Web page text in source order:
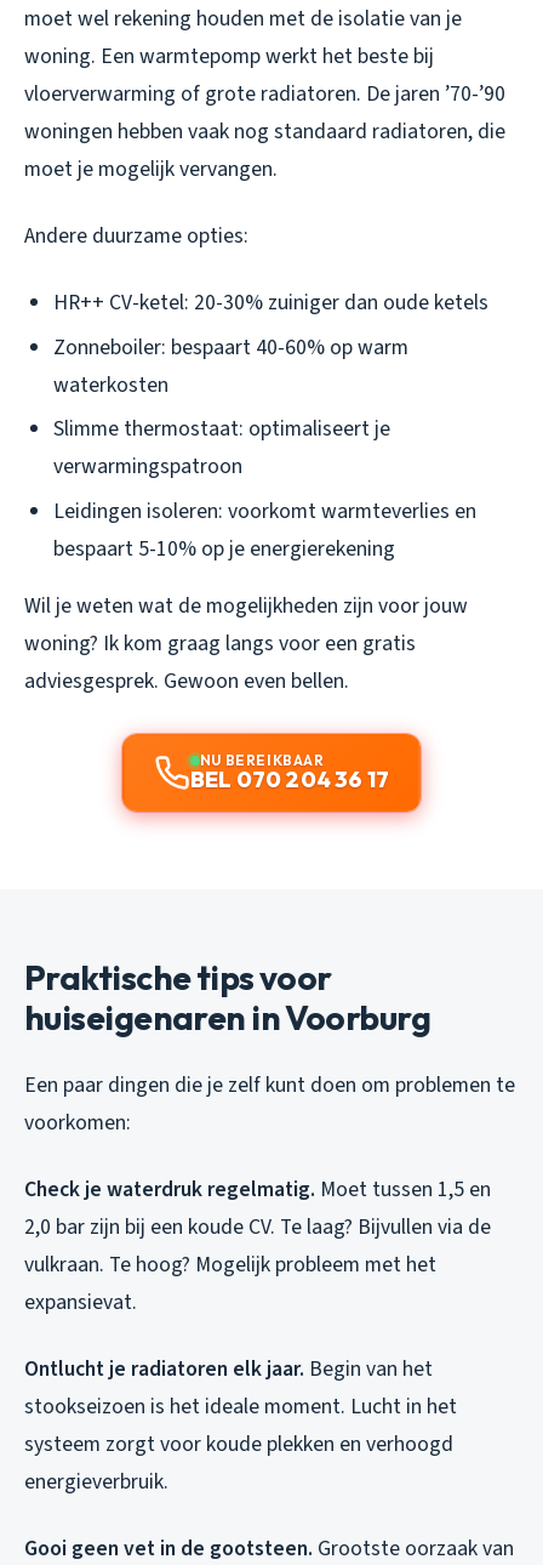
moet wel rekening houden met de isolatie van je
woning. Een warmtepomp werkt het beste bij
vloerverwarming of grote radiatoren. De jaren ’70-’90
woningen hebben vaak nog standaard radiatoren, die
moet je mogelijk vervangen.
Andere duurzame opties:
HR++ CV-ketel: 20-30% zuiniger dan oude ketels
Zonneboiler: bespaart 40-60% op warm
waterkosten
Slimme thermostaat: optimaliseert je
verwarmingspatroon
Leidingen isoleren: voorkomt warmteverlies en
bespaart 5-10% op je energierekening
Wil je weten wat de mogelijkheden zijn voor jouw
woning? Ik kom graag langs voor een gratis
adviesgesprek. Gewoon even bellen.
NU BEREIKBAAR
BEL 070 204 36 17
Praktische tips voor
huiseigenaren in Voorburg
Een paar dingen die je zelf kunt doen om problemen te
voorkomen:
Check je waterdruk regelmatig. Moet tussen 1,5 en
2,0 bar zijn bij een koude CV. Te laag? Bijvullen via de
vulkraan. Te hoog? Mogelijk probleem met het
expansievat.
Ontlucht je radiatoren elk jaar. Begin van het
stookseizoen is het ideale moment. Lucht in het
systeem zorgt voor koude plekken en verhoogd
energieverbruik.
Gooi geen vet in de gootsteen. Grootste oorzaak van